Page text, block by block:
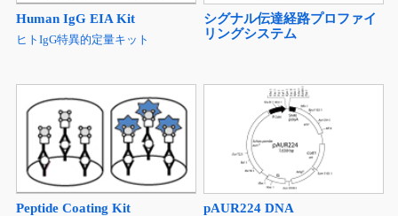
Human IgG EIA Kit
ヒトIgG特異的定量キット
シグナル伝達経路プロファイ
リングシステム
Peptide Coating Kit pAUR224 DNA